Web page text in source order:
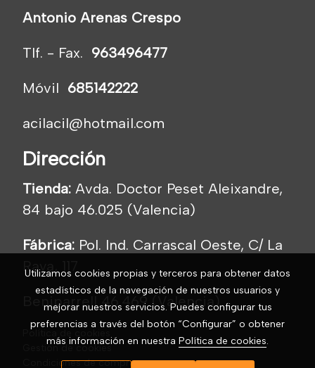
Antonio Arenas Crespo
Tlf. - Fax. 963496477
Móvil 685142222
acilacil@hotmail.com
Dirección
Tienda: Avda. Doctor Peset Aleixandre,
84 bajo 46.025 (Valencia)
Fábrica: Pol. Ind. Carrascal Oeste, C/ La
Raya, 117
Beniparrell 46.469 (Valencia)
Política de cookies
Gestión de cookies
Condiciones de compra
Utilizamos cookies propias y terceros para obtener datos
estadísticos de la navegación de nuestros usuarios y
mejorar nuestros servicios. Puedes configurar tus
preferencias a través del botón “Configurar” o obtener
más información en nuestra Política de cookies.